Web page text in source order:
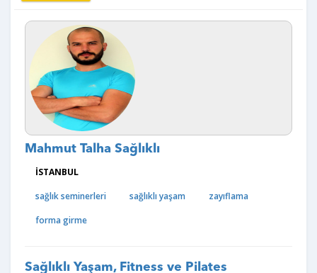
Mahmut Talha Sağlıklı
İSTANBUL
sağlık seminerleri
sağlıklı yaşam
zayıflama
forma girme
Sağlıklı Yaşam, Fitness ve Pilates